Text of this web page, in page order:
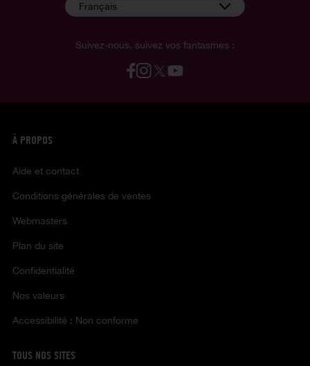
Suivez-nous, suivez vos fantasmes :
Français
À PROPOS
Aide et contact
Conditions générales de ventes
Webmasters
Plan du site
Confidentialité
Nos valeurs
Accessibilité : Non conforme
TOUS NOS SITES